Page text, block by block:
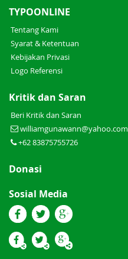
TYPOONLINE
Tentang Kami
Syarat & Ketentuan
Kebijakan Privasi
Logo Referensi
Kritik dan Saran
Beri Kritik dan Saran
williamgunawann@yahoo.com
+62 83875755726
Donasi
Sosial Media